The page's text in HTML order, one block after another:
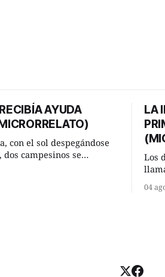
AYUDA
con el sol despegándose
campesinos se
momento a hablar. —
LA
Los
04